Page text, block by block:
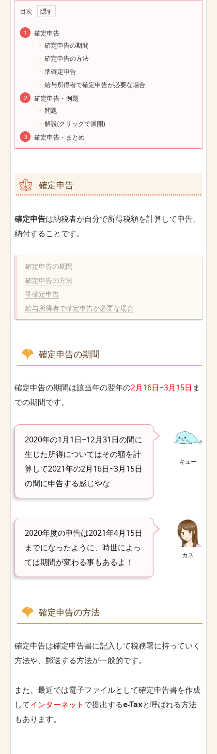
目次
確定申告
確定申告の期間
確定申告の方法
準確定申告
給与所得者で確定申告が必要な場合
確定申告・例題
問題
解説(クリックで展開)
確定申告・まとめ
確定申告
確定申告は納税者が自分で所得税額を計算して申告、
納付することです。
確定申告の期間
確定申告の方法
準確定申告
給与所得者で確定申告が必要な場合
確定申告の期間
確定申告の期間は該当年の翌年の2月16日~3月15日 ま
での期間です。
キュー
2020年の1月1日~12月31日の間に
生じた所得についてはその額を計
算して2021年の2月16日~3月15日
の間に申告する感じやな
カズ
2020年度の申告は2021年4月15日
までになったように、時世によっ
ては期間が変わる事もあるよ！
確定申告の方法
確定申告は確定申告書に記入して税務署に持っていく
方法や、郵送する方法が一般的です。
また、最近では電子ファイルとして確定申告書を作成
してインターネット で提出するe-Taxと呼ばれる方法
もあります。